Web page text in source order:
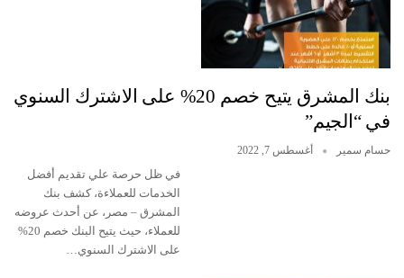
بنك المشرق يتيح خصم 20% على الاشترك السنوي
في “الجيم”
حسام سمير أغسطس 7, 2022
في ظل حرصة علي تقديم أفضل
الخدمات للعملاءة، كشف بنك
المشرق – مصر، عن أحدث عروضه
للعملاء، حيث يتيح البنك خصم 20%
على الاشترك السنوي…